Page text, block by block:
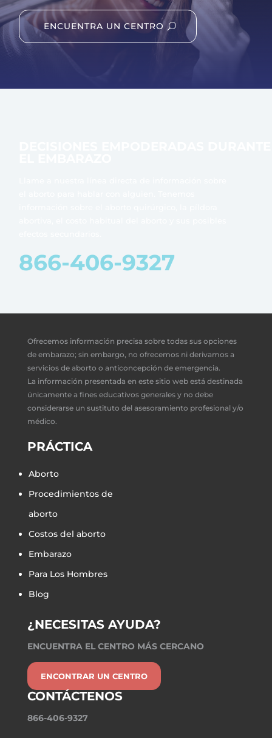
ENCUENTRA UN CENTRO
866-406-9327
Ofrecemos información precisa sobre todas sus opciones
de embarazo; sin embargo, no ofrecemos ni derivamos a
servicios de aborto o anticoncepción de emergencia.
La información presentada en este sitio web está destinada
únicamente a fines educativos generales y no debe
considerarse un sustituto del asesoramiento profesional y/o
médico.
PRÁCTICA
Aborto
Procedimientos de
aborto
Costos del aborto
Embarazo
Para Los Hombres
Blog
¿NECESITAS AYUDA?
ENCUENTRA EL CENTRO MÁS CERCANO
ENCONTRAR UN CENTRO
CONTÁCTENOS
866-406-9327